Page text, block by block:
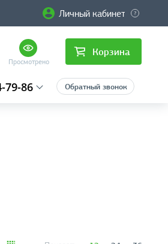
Личный кабинет
Просмотрено
Корзина
79-86 Обратный звонок